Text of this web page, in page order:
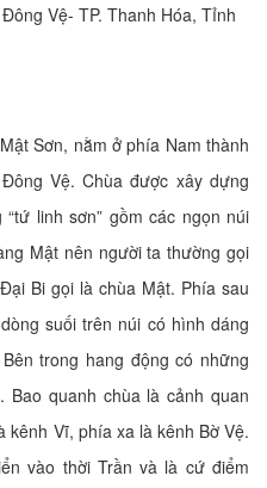
Vệ- TP. Thanh Hóa, Tỉnh
Sơn, nằm ở phía Nam thành
Vệ. Chùa được xây dựng
linh sơn” gồm các ngọn núi
Mật nên người ta thường gọi
Bi gọi là chùa Mật. Phía sau
suối trên núi có hình dáng
trong hang động có những
quanh chùa là cảnh quan
Vĩ, phía xa là kênh Bờ Vệ.
vào thời Trần và là cứ điểm